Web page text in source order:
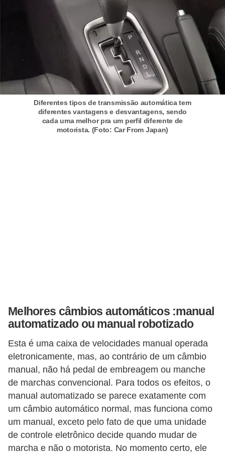
Diferentes tipos de transmissão automática tem
diferentes vantagens e desvantagens, sendo
cada uma melhor pra um perfil diferente de
motorista. (Foto: Car From Japan)
Melhores câmbios automáticos :manual
automatizado ou manual robotizado
Esta é uma caixa de velocidades manual operada
eletronicamente, mas, ao contrário de um câmbio
manual, não há pedal de embreagem ou manche
de marchas convencional. Para todos os efeitos, o
manual automatizado se parece exatamente com
um câmbio automático normal, mas funciona como
um manual, exceto pelo fato de que uma unidade
de controle eletrônico decide quando mudar de
marcha e não o motorista. No momento certo, ele
i
m
o
t
i
v
s
L
e